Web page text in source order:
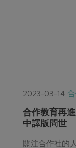
2023-03-14
合作教育再
中譯版問世
關注合作社的